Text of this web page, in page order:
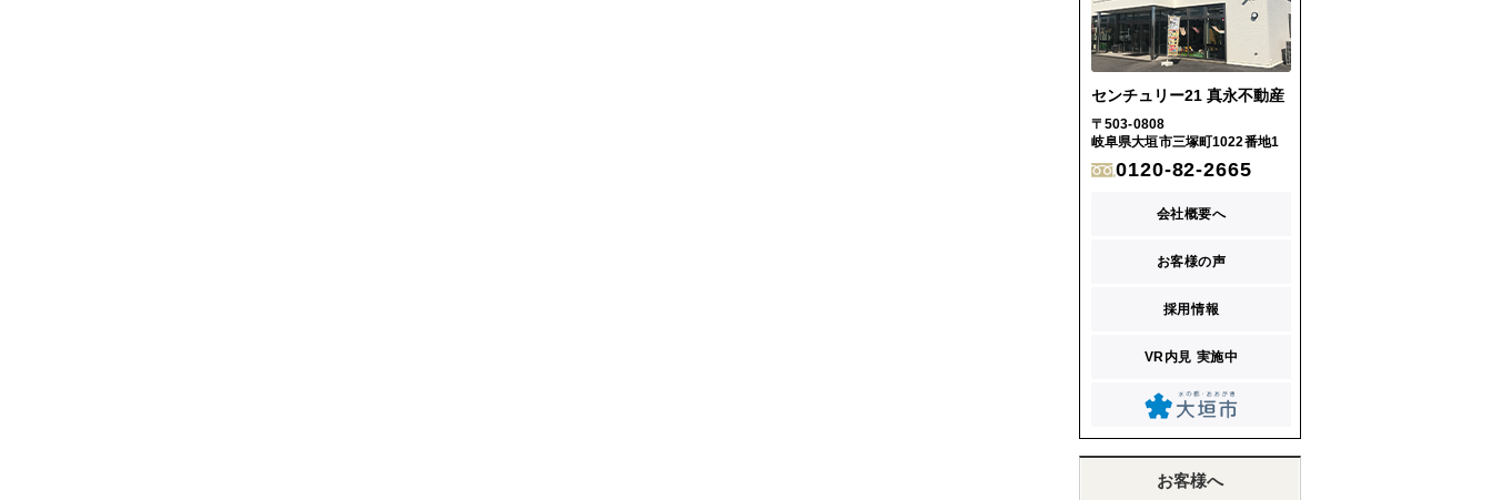
センチュリー21 真永不動産
〒503-0808
岐阜県大垣市三塚町1022番地1
0120-82-2665
会社概要へ
お客様の声
採用情報
VR内見 実施中
お客様へ